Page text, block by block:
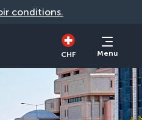
conditions.
CHF Menu